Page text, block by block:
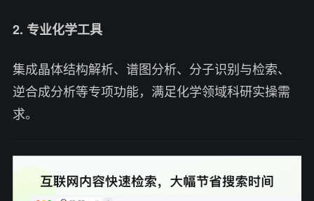
2. 专业化学工具
集成晶体结构解析、谱图分析、分子识别与检索、
逆合成分析等专项功能，满足化学领域科研实操需
求。